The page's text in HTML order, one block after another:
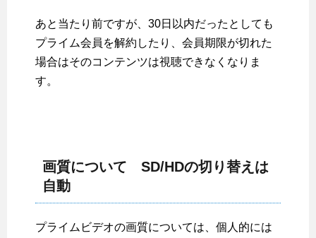
あと当たり前ですが、30日以内だったとしても
プライム会員を解約したり、会員期限が切れた
場合はそのコンテンツは視聴できなくなりま
す。
画質について SD/HDの切り替えは
自動
プライムビデオの画質については、個人的には